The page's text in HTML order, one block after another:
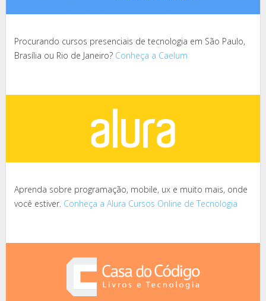
Procurando cursos presenciais de tecnologia em São Paulo,
Brasília ou Rio de Janeiro? Conheça a Caelum
Aprenda sobre programação, mobile, ux e muito mais, onde
você estiver. Conheça a Alura Cursos Online de Tecnologia